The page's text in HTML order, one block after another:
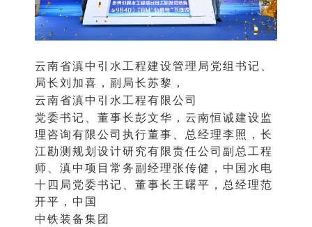
云南省滇中引水工程建设管理局党组书记、
局长刘加喜，副局长苏黎，
云南省滇中引水工程有限公司
党委书记、董事长彭文华，云南恒诚建设监
理咨询有限公司执行董事、总经理李照，长
江勘测规划设计研究有限责任公司副总工程
师、滇中项目常务副经理张传健，中国水电
十四局党委书记、董事长王曙平，总经理范
开平，中国
中铁装备集团